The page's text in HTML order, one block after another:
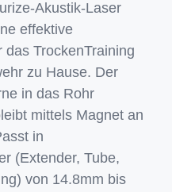
Akustik-Laser
effektive
das TrockenTraining
zu Hause. Der
in das Rohr
mittels Magnet an
in
(Extender, Tube,
von 14.8mm bis